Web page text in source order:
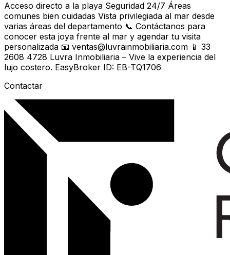
Acceso directo a la playa Seguridad 24/7 Áreas
comunes bien cuidadas Vista privilegiada al mar desde
varias áreas del departamento 📞 Contáctanos para
conocer esta joya frente al mar y agendar tu visita
personalizada 📧 ventas@luvrainmobiliaria.com 📱 33
2608 4728 Luvra Inmobiliaria – Vive la experiencia del
lujo costero. EasyBroker ID: EB-TQ1706
Contactar